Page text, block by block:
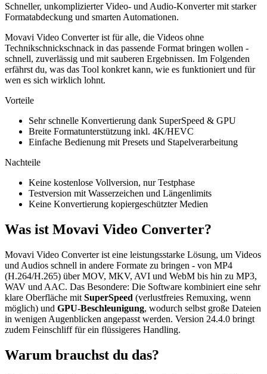
Schneller, unkomplizierter Video- und Audio-Konverter mit starker
Formatabdeckung und smarten Automationen.
Movavi Video Converter ist für alle, die Videos ohne
Technikschnickschnack in das passende Format bringen wollen -
schnell, zuverlässig und mit sauberen Ergebnissen. Im Folgenden
erfährst du, was das Tool konkret kann, wie es funktioniert und für
wen es sich wirklich lohnt.
Vorteile
Sehr schnelle Konvertierung dank SuperSpeed & GPU
Breite Formatunterstützung inkl. 4K/HEVC
Einfache Bedienung mit Presets und Stapelverarbeitung
Nachteile
Keine kostenlose Vollversion, nur Testphase
Testversion mit Wasserzeichen und Längenlimits
Keine Konvertierung kopiergeschützter Medien
Was ist Movavi Video Converter?
Movavi Video Converter ist eine leistungsstarke Lösung, um Videos
und Audios schnell in andere Formate zu bringen - von MP4
(H.264/H.265) über MOV, MKV, AVI und WebM bis hin zu MP3,
WAV und AAC. Das Besondere: Die Software kombiniert eine sehr
klare Oberfläche mit SuperSpeed (verlustfreies Remuxing, wenn
möglich) und GPU-Beschleunigung, wodurch selbst große Dateien
in wenigen Augenblicken angepasst werden. Version 24.4.0 bringt
zudem Feinschliff für ein flüssigeres Handling.
Warum brauchst du das?